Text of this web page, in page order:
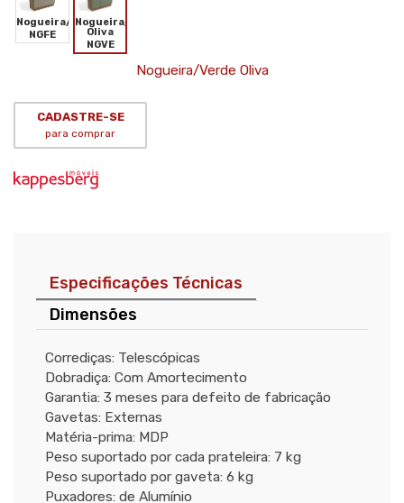
Nogueira/Fendi
NGFE
Nogueira/Verde
Oliva
NGVE
Nogueira/Verde Oliva
CADASTRE-SE
para comprar
Especificações Técnicas
Dimensões
Corrediças: Telescópicas
Dobradiça: Com Amortecimento
Garantia: 3 meses para defeito de fabricação
Gavetas: Externas
Matéria-prima: MDP
Peso suportado por cada prateleira: 7 kg
Peso suportado por gaveta: 6 kg
Puxadores: de Alumínio